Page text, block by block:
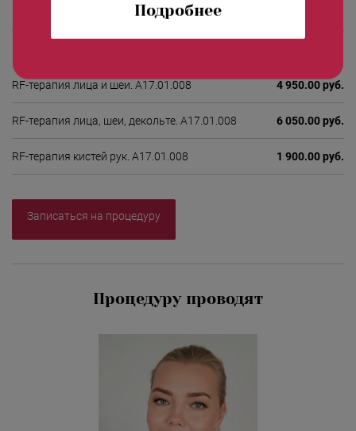
RF-терапия шеи. А17.01.008
RF-терапия лица и шеи. А17.01.008 4 950.00 руб.
RF-терапия лица, шеи, декольте. А17.01.008 6 050.00 руб.
RF-терапия кистей рук. А17.01.008 1 900.00 руб.
Записаться на процедуру
Процедуру проводят
Подробнее